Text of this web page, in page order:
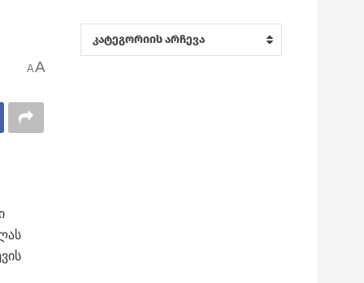
AA
კატეგორიები
კატეგორიის არჩევა